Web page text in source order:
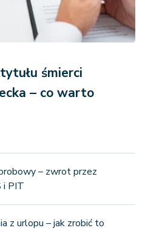
śmierci
– co warto
– zwrot przez
i PIT
z urlopu – jak zrobić to